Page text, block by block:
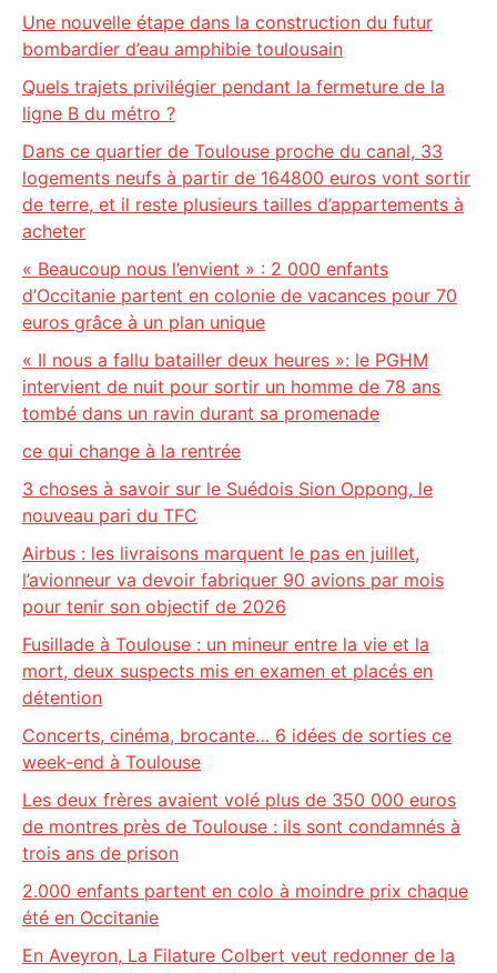
Une nouvelle étape dans la construction du futur
bombardier d’eau amphibie toulousain
Quels trajets privilégier pendant la fermeture de la
ligne B du métro ?
Dans ce quartier de Toulouse proche du canal, 33
logements neufs à partir de 164800 euros vont sortir
de terre, et il reste plusieurs tailles d’appartements à
acheter
« Beaucoup nous l’envient » : 2 000 enfants
d’Occitanie partent en colonie de vacances pour 70
euros grâce à un plan unique
« Il nous a fallu batailler deux heures »: le PGHM
intervient de nuit pour sortir un homme de 78 ans
tombé dans un ravin durant sa promenade
ce qui change à la rentrée
3 choses à savoir sur le Suédois Sion Oppong, le
nouveau pari du TFC
Airbus : les livraisons marquent le pas en juillet,
l’avionneur va devoir fabriquer 90 avions par mois
pour tenir son objectif de 2026
Fusillade à Toulouse : un mineur entre la vie et la
mort, deux suspects mis en examen et placés en
détention
Concerts, cinéma, brocante… 6 idées de sorties ce
week-end à Toulouse
Les deux frères avaient volé plus de 350 000 euros
de montres près de Toulouse : ils sont condamnés à
trois ans de prison
2.000 enfants partent en colo à moindre prix chaque
été en Occitanie
En Aveyron, La Filature Colbert veut redonner de la